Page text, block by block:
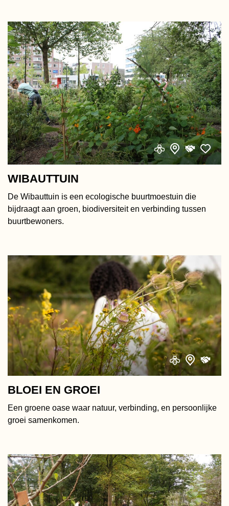
WIBAUTTUIN
De Wibauttuin is een ecologische buurtmoestuin die
bijdraagt aan groen, biodiversiteit en verbinding tussen
buurtbewoners.
BLOEI EN GROEI
Een groene oase waar natuur, verbinding, en persoonlijke
groei samenkomen.